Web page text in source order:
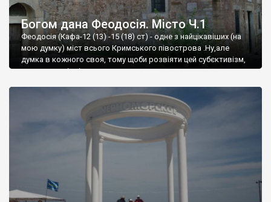
Богом дана Феодосія. Місто Ч.1
Феодосія (Кафа-12 (13) -15 (18) ст) - одне з найцікавіших (на
мою думку) міст всього Кримського півострова .Ну,але
думка в кожного своя, тому щоби розвіяти цей субєктивізм,
запрошую відвідати це